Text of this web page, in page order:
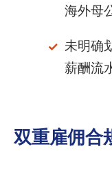
海外母
未明确
薪酬流
双重雇佣合